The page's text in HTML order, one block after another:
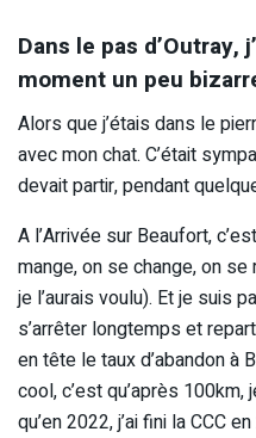
Dans le pas d’Outray,
moment un peu
Alors que j’étais dans le
avec mon chat. C’était
devait partir, pendant
A l’Arrivée sur Beaufort,
mange, on se change, on
je l’aurais voulu). Et je suis
s’arrêter longtemps et
en tête le taux d’abandon à
cool, c’est qu’après
qu’en 2022, j’ai fini la CCC